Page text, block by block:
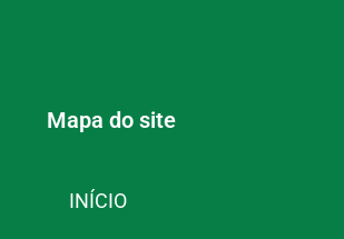
Mapa do site
INÍCIO